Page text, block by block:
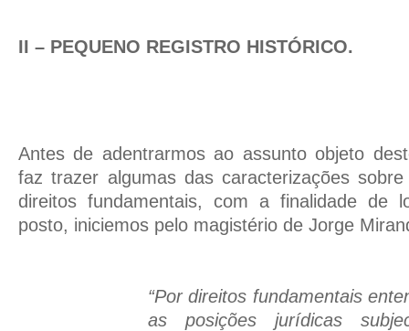
II – PEQUENO REGISTRO HISTÓRICO.
Antes de adentrarmos ao assunto objeto
faz trazer algumas das caracterizações
direitos fundamentais, com a finalidade de
posto, iniciemos pelo magistério de Jorge
“Por direitos fundamentais
as posições jurídicas